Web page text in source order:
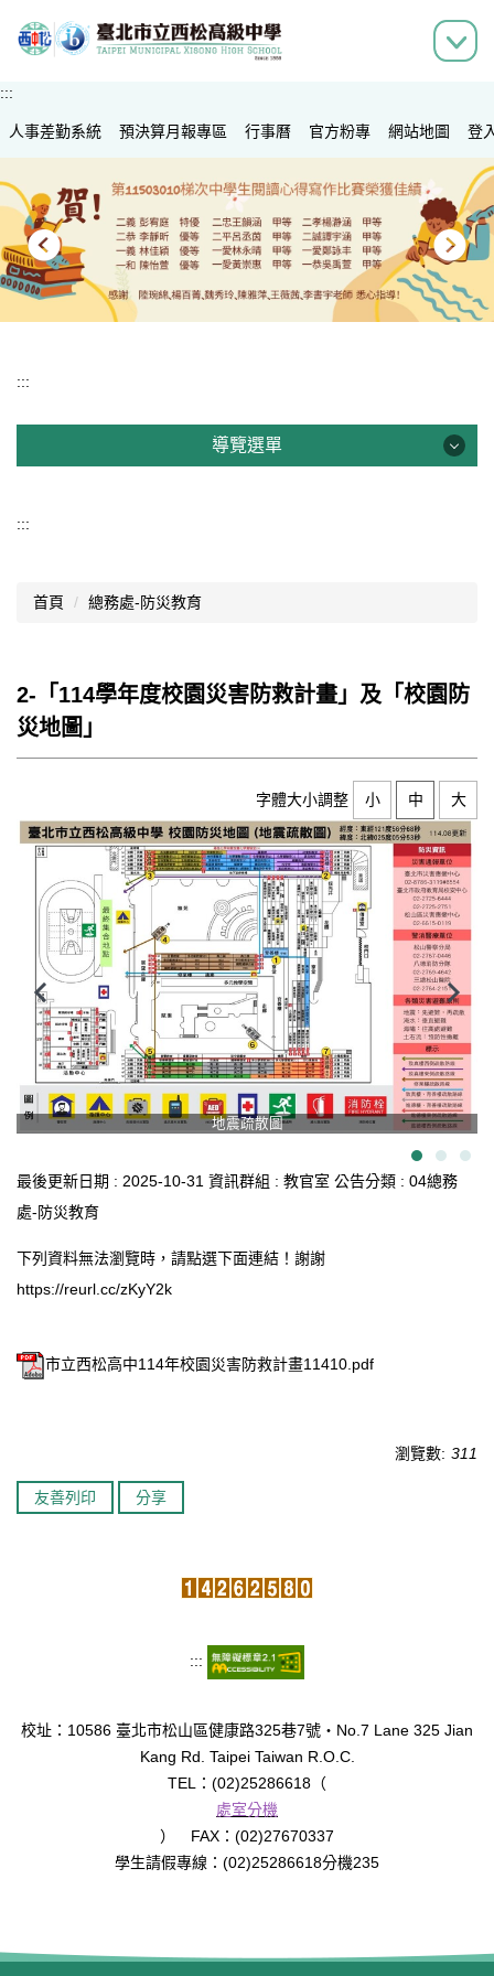
到
容
區
:::
人事差勤系統 預決算月報專區 行事曆 官方粉專 網站地圖 登
:::
導覽選單
認識西松
文件資料
行事曆
西松學習歷程檔案
家長會
家長專區
臺北市111年度臺北酷課雲師資增能推廣
教育品質保證
防疫在家學習專區
:::
首頁 總務處-防災教育
2-「114學年度校園災害防救計畫」及「校園防
災地圖」
字體大小調整 小 中 大
地震疏散圖
最後更新日期 : 2025-10-31 資訊群組 : 教官室 公告分類 : 04總務
處-防災教育
下列資料無法瀏覽時，請點選下面連結！謝謝
https://reurl.cc/zKyY2k
市立西松高中114年校園災害防救計畫11410.pdf
瀏覽數: 311
友善列印 分享
:::
校址：10586 臺北市松山區健康路325巷7號‧No.7 Lane 325 Jian
Kang Rd. Taipei Taiwan R.O.C.
TEL：(02)25286618（
處室分機
） FAX：(02)27670337
學生請假專線：(02)25286618分機235